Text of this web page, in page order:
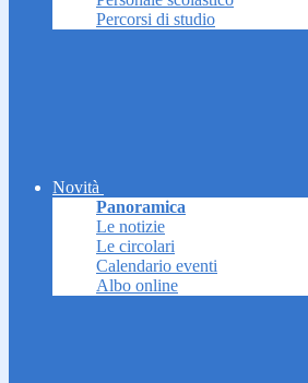
Percorsi di studio
Novità
Panoramica
Le notizie
Le circolari
Calendario eventi
Albo online